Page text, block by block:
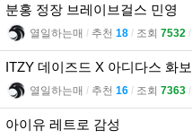
분홍 정장 브레이브걸스 민영
열일하는매 l 추천 18 l 조회 7532 l
ITZY 데이즈드 X 아디다스 화보
열일하는매 l 추천 16 l 조회 7363 l
아이유 레트로 감성